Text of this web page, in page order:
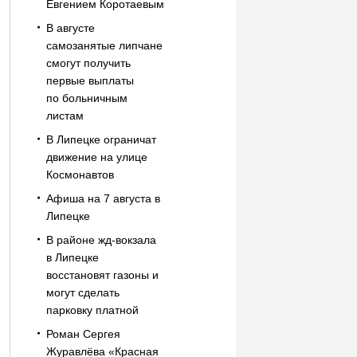
Евгением Коротаевым
В августе
самозанятые липчане
смогут получить
первые выплаты
по больничным
листам
В Липецке ограничат
движение на улице
Космонавтов
Афиша на 7 августа в
Липецке
В районе жд-вокзала
в Липецке
восстановят газоны и
могут сделать
парковку платной
Роман Сергея
Журавлёва «Красная